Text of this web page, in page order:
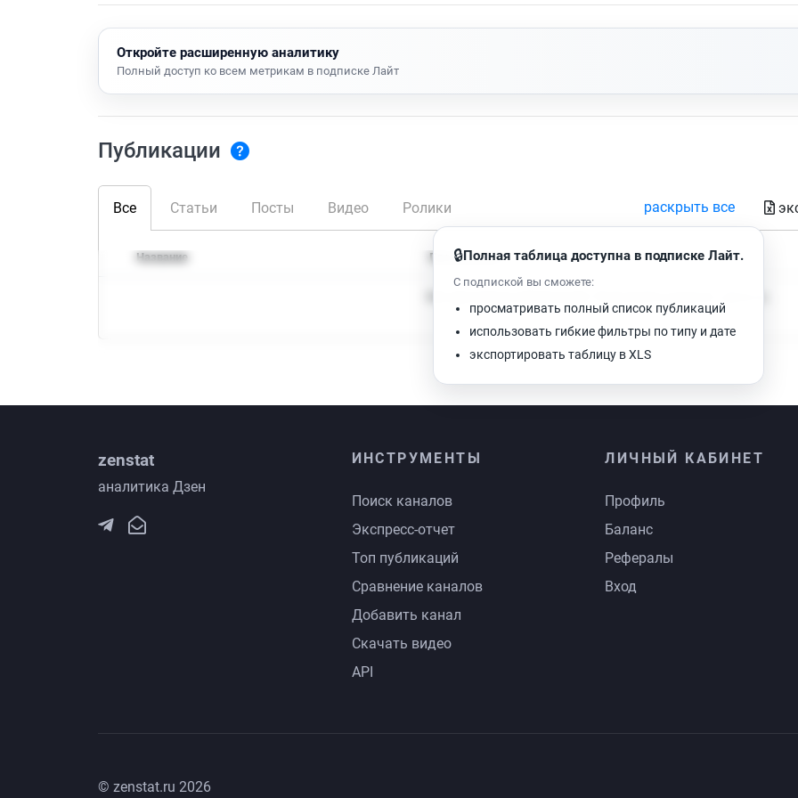
Откройте расширенную аналитику
Полный доступ ко всем метрикам в подписке Лайт
Публикации
Все Статьи Посты Видео Ролики раскрыть все
Название Просмотров Время чтения
🔒Полная таблица доступна в подписке Лайт.
С подпиской вы сможете:
просматривать полный список публикаций
использовать гибкие фильтры по типу и дате
экспортировать таблицу в XLS
zenstat
аналитика Дзен
ИНСТРУМЕНТЫ
Поиск каналов
Экспресс-отчет
Топ публикаций
Сравнение каналов
Добавить канал
Скачать видео
API
ЛИЧНЫЙ КАБИНЕТ
Профиль
Баланс
Рефералы
Вход
© zenstat.ru 2026